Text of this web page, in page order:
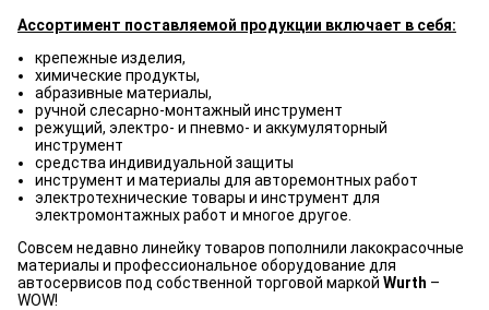
Ассортимент поставляемой продукции включает в себя:
крепежные изделия,
химические продукты,
абразивные материалы,
ручной слесарно-монтажный инструмент
режущий, электро- и пневмо- и аккумуляторный
инструмент
средства индивидуальной защиты
инструмент и материалы для авторемонтных работ
электротехнические товары и инструмент для
электромонтажных работ и многое другое.
Совсем недавно линейку товаров пополнили лакокрасочные
материалы и профессиональное оборудование для
автосервисов под собственной торговой маркой Wurth –
WOW!